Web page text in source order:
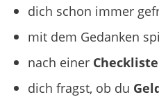
dich schon immer
mit dem Gedanken
nach einer Checkliste
dich fragst, ob du